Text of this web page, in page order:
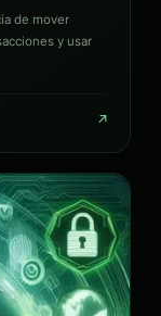
de mover
y usar
↗